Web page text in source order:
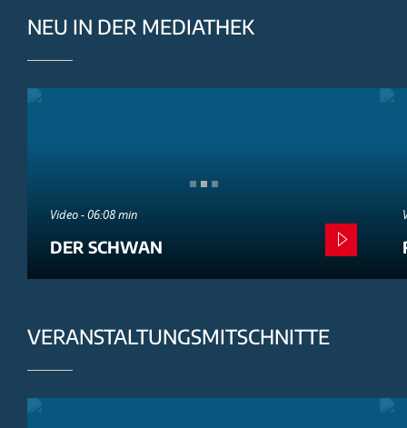
NEU IN DER MEDIATHEK
Video - 06:08 min
DER SCHWAN
VERANSTALTUNGSMITSCHNITTE